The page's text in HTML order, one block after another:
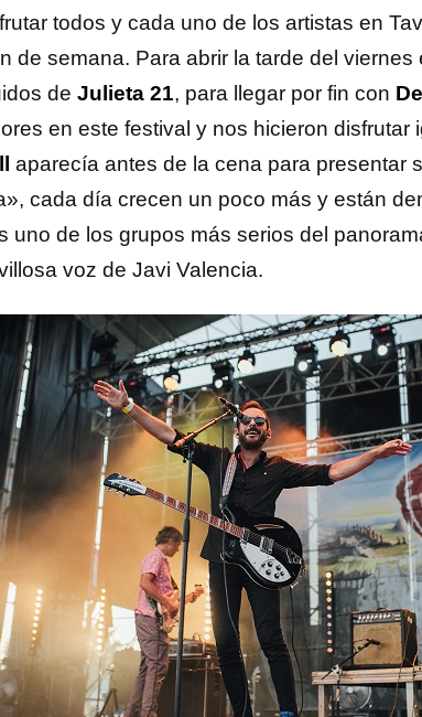
todos y cada uno de los artistas en
de semana. Para abrir la tarde del viernes
de Julieta 21, para llegar por fin con
en este festival y nos hicieron disfrutar
aparecía antes de la cena para presentar
cada día crecen un poco más y están
uno de los grupos más serios del
voz de Javi Valencia.